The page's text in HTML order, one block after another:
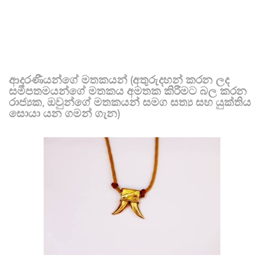
ආදරණීයන්ගේ මතකයන් (අතුරුදහන් කරන ලද
සමීපතමයන්ගේ මතකය අමතක කිරීමට බල කරන
රාජ්‍යක, ඔවුන්ගේ මතකයන් සමග සත්‍ය සහ යුක්තිය
සොයා යන ගමන් ගැන)